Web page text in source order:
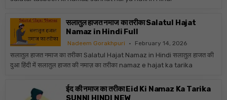
सलातुल हाजत नमाज का तरीका Salatul Hajat
Namaz in Hindi Full
Nadeem Gorakhpuri February 14, 2026
सलातुल हाजत नमाज का तरीका Salatul Hajat Namaz in Hindi सलातुल हाजत की
दुआ हिंदी में सलातुल हाजत की नमाज़ का तरीका namaz e hajat ka tarika
ईद की नमाज का तरीका Eid Ki Namaz Ka Tarika
SUNNI HINDI NEW